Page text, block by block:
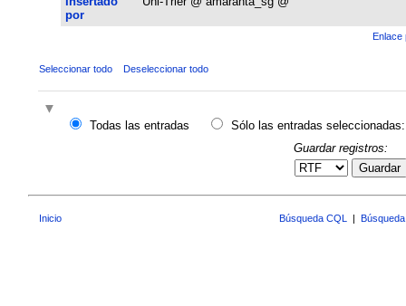
por
Enlace
Seleccionar todo Deseleccionar todo
Todas las entradas
Sólo las entradas seleccionadas:
Guardar registros:
Guardar
Inicio Búsqueda CQL